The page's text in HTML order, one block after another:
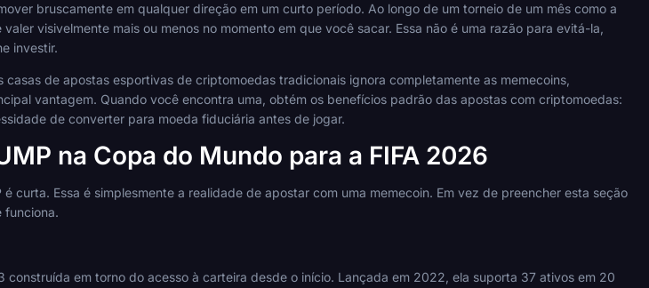
bruscamente em qualquer direção em um curto período. Ao longo de um torneio de um mês como a
visivelmente mais ou menos no momento em que você sacar. Essa não é uma razão para evitá-la,
investir.
de apostas esportivas de criptomoedas tradicionais ignora completamente as memecoins,
vantagem. Quando você encontra uma, obtém os benefícios padrão das apostas com criptomoedas:
de converter para moeda fiduciária antes de jogar.
na Copa do Mundo para a FIFA 2026
curta. Essa é simplesmente a realidade de apostar com uma memecoin. Em vez de preencher esta seção
funciona.
em torno do acesso à carteira desde o início. Lançada em 2022, ela suporta 37 ativos em 20